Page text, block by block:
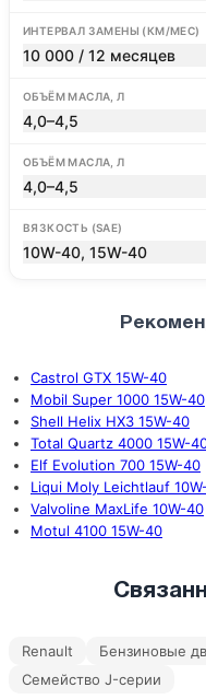
ИНТЕРВАЛ ЗАМЕНЫ (КМ/МЕС)
10 000 / 12 месяцев
ОБЪЁМ МАСЛА, Л
4,0–4,5
ОБЪЁМ МАСЛА, Л
4,0–4,5
ВЯЗКОСТЬ (SAE)
10W-40, 15W-40
Castrol GTX 15W-40
Mobil Super 1000 15W-40
Shell Helix HX3 15W-40
Total Quartz 4000 15W-
Elf Evolution 700 15W-40
Liqui Moly Leichtlauf
Valvoline MaxLife 10W-40
Motul 4100 15W-40
Renault
Бензиновые
Семейство J-серии